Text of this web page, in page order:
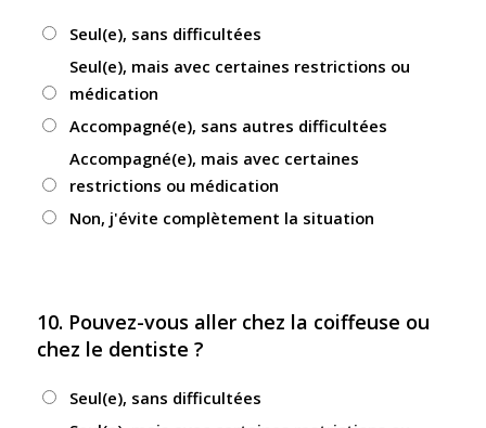
Seul(e), sans difficultées
Seul(e), mais avec certaines restrictions ou
médication
Accompagné(e), sans autres difficultées
Accompagné(e), mais avec certaines
restrictions ou médication
Non, j'évite complètement la situation
10. Pouvez-vous aller chez la coiffeuse ou
chez le dentiste ?
Seul(e), sans difficultées